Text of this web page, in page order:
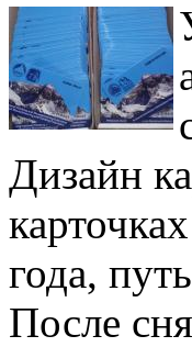
Дизайн
года,
После